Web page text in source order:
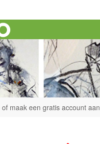
of maak een gratis account aan